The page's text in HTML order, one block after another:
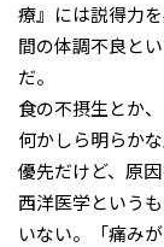
療』には説得力
間の体調不良と
だ。
食の不摂生とか
何かしら明らか
優先だけど、原
西洋医学という
いない。「痛み